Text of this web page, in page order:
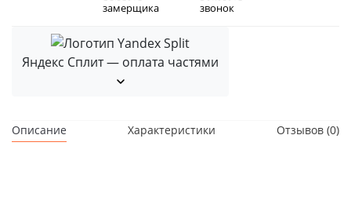
замерщика
звонок
Яндекс Сплит — оплата частями
Описание Характеристики Отзывов (0)